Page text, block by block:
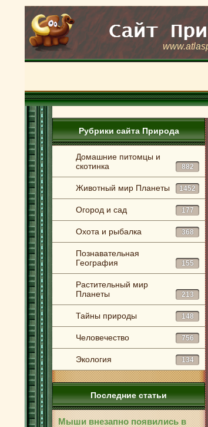
Рубрики сайта Природа
Домашние питомцы и
скотинка
882
Животный мир Планеты 1452
Огород и сад 177
Охота и рыбалка 368
Познавательная
География
155
Растительный мир
Планеты
213
Тайны природы 148
Человечество 756
Экология 134
Последние статьи
Мыши внезапно появились в